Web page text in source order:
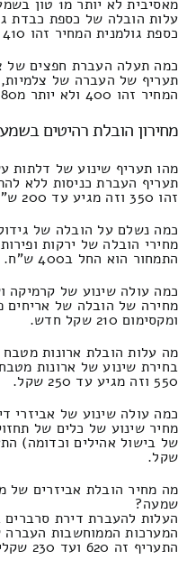
מאסיבית לא יותר מ1 טון בשמעה והסביבה?
עלות הובלה של כספת כבדת
כספת גולמנית המחיר זהו 410 וזה מגיע עד 190 שקלים.
כמה תעלה העברת חפצים של
תעריף של העברה של צלמיות,
המחיר זהו 400 ולא יותר מ180 שקל.
מחירון הובלת רהיטים
מהו תעריף שינוע של
תעריף העברת כניסות ללא
זהו 350 וזה מגיע עד 200 ש"ח.
כמה נשלם על הובלה של
מחירי הובלה של ירקות
התמחור הוא החל ב400 ש"ח.
כמה עולה שינוע של קרמיקה
ומקסימום 210 שקל חדש.
מה עלות הובלת ארונות
בחירת שינוע של ארונות
550 וזה מגיע עד 250 שקל.
כמה עולה שינוע של אביזרי
מחיר שינוע של כלים של
שקל.
מה מחיר הובלת אביזרים של
שמעה?
העלות להעברת דירת
המערכות הממוחשבות
התעריף זה 620 ועד 230 שקלים חדשים.